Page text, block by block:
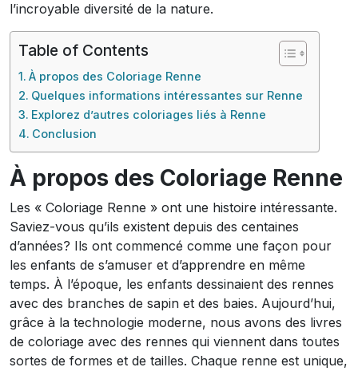
l’incroyable diversité de la nature.
Table of Contents
À propos des Coloriage Renne
Quelques informations intéressantes sur Renne
Explorez d’autres coloriages liés à Renne
Conclusion
À propos des Coloriage Renne
Les « Coloriage Renne » ont une histoire intéressante.
Saviez-vous qu’ils existent depuis des centaines
d’années? Ils ont commencé comme une façon pour
les enfants de s’amuser et d’apprendre en même
temps. À l’époque, les enfants dessinaient des rennes
avec des branches de sapin et des baies. Aujourd’hui,
grâce à la technologie moderne, nous avons des livres
de coloriage avec des rennes qui viennent dans toutes
sortes de formes et de tailles. Chaque renne est unique,